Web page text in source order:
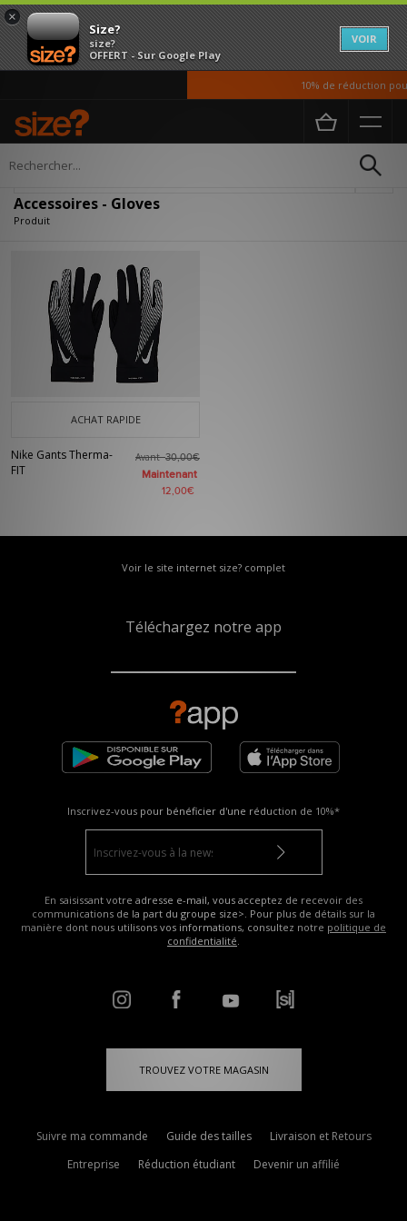
×
Size?
size?
OFFERT - Sur Google Play
VOIR
10% de réduction
Accueil Homme
Accessoires - Gloves
Produit
ACHAT RAPIDE
Nike Gants Therma-
FIT
Avant30,00€
Maintenant
12,00€
Voir le site internet size? complet
Téléchargez notre app
Inscrivez-vous pour bénéficier d'une réduction de 10%*
En saisissant votre adresse e-mail, vous acceptez de recevoir des
communications de la part du groupe size>. Pour plus de détails sur la
manière dont nous utilisons vos informations, consultez notre politique de
confidentialité.
TROUVEZ VOTRE MAGASIN
Suivre ma commande Guide des tailles
Livraison et Retours
Entreprise
Réduction étudiant Devenir un affilié